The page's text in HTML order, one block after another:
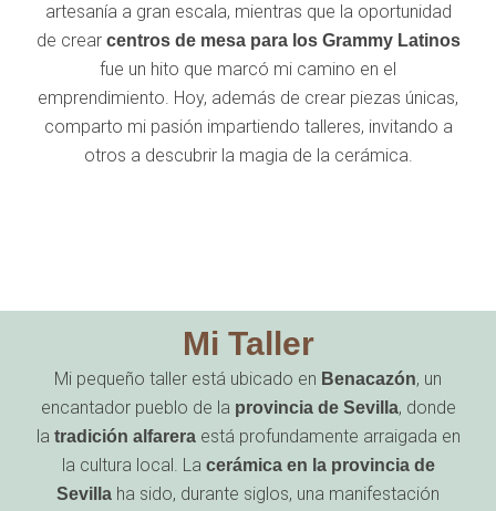
artesanía a gran escala, mientras que la oportunidad
de crear centros de mesa para los Grammy Latinos
fue un hito que marcó mi camino en el
emprendimiento. Hoy, además de crear piezas únicas,
comparto mi pasión impartiendo talleres, invitando a
otros a descubrir la magia de la cerámica.
Mi Taller
Mi pequeño taller está ubicado en Benacazón, un
encantador pueblo de la provincia de Sevilla, donde
la tradición alfareraestá profundamente arraigada en
la cultura local. La cerámica en la provincia de
Sevilla ha sido, durante siglos, una manifestación